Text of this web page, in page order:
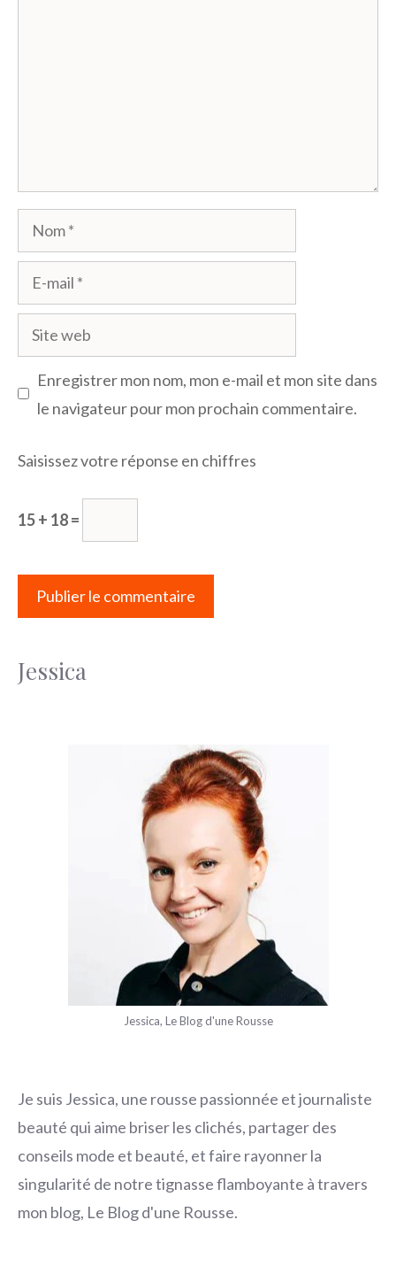
Nom
mail
Site
web
Enregistrer mon nom, mon e-mail et mon site dans
le navigateur pour mon prochain commentaire.
Saisissez votre réponse en chiffres
15 + 18 =
Jessica
Jessica, Le Blog d'une Rousse
Je suis Jessica, une rousse passionnée et journaliste
beauté qui aime briser les clichés, partager des
conseils mode et beauté, et faire rayonner la
singularité de notre tignasse flamboyante à travers
mon blog, Le Blog d'une Rousse.